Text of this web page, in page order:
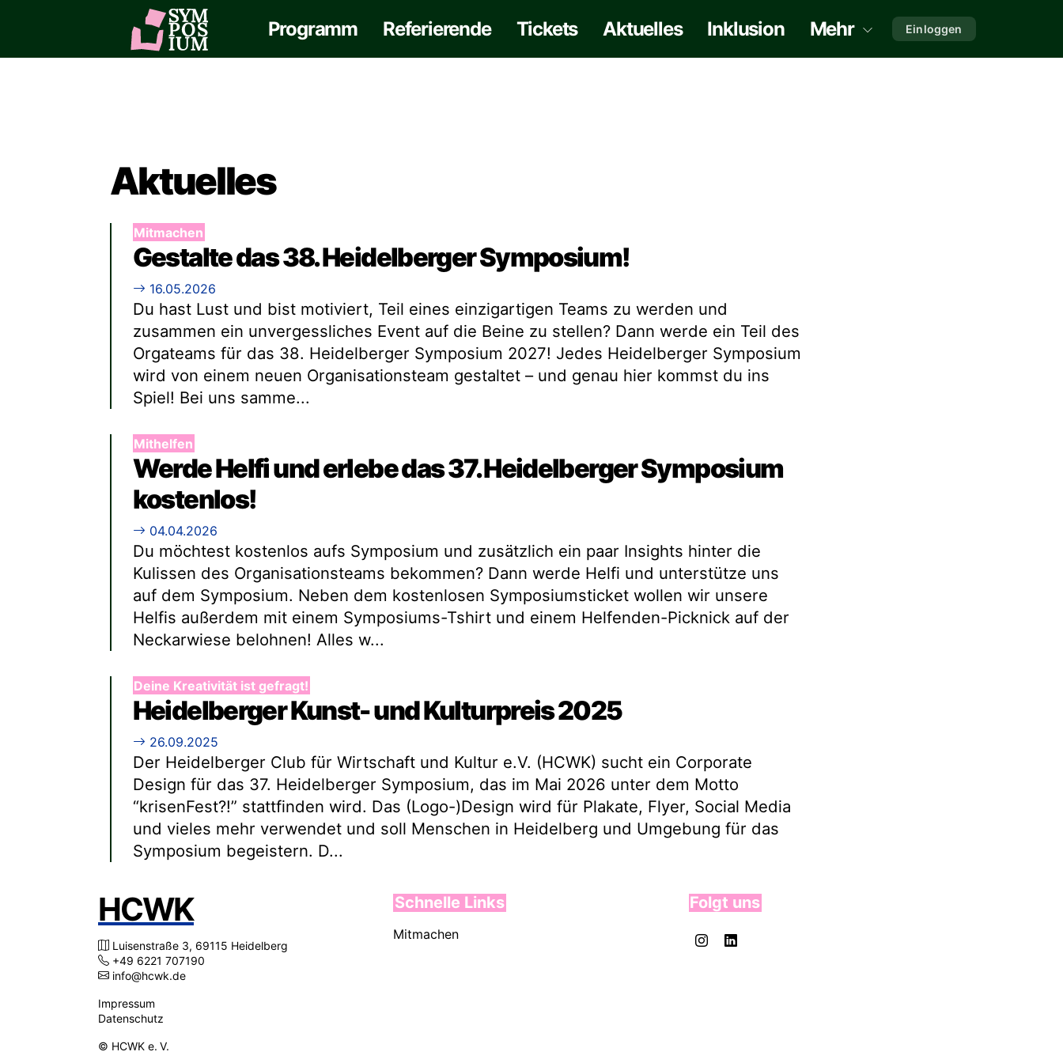
Einloggen
Programm Referierende Tickets Aktuelles Inklusion Mehr
Aktuelles
Mitmachen
Gestalte das 38. Heidelberger Symposium!
16.05.2026
Du hast Lust und bist motiviert, Teil eines einzigartigen Teams zu werden und
zusammen ein unvergessliches Event auf die Beine zu stellen? Dann werde ein Teil des
Orgateams für das 38. Heidelberger Symposium 2027! Jedes Heidelberger Symposium
wird von einem neuen Organisationsteam gestaltet – und genau hier kommst du ins
Spiel! Bei uns samme...
Mithelfen
Werde Helfi und erlebe das 37. Heidelberger Symposium
kostenlos!
04.04.2026
Du möchtest kostenlos aufs Symposium und zusätzlich ein paar Insights hinter die
Kulissen des Organisationsteams bekommen? Dann werde Helfi und unterstütze uns
auf dem Symposium. Neben dem kostenlosen Symposiumsticket wollen wir unsere
Helfis außerdem mit einem Symposiums-Tshirt und einem Helfenden-Picknick auf der
Neckarwiese belohnen! Alles w...
Deine Kreativität ist gefragt!
Heidelberger Kunst- und Kulturpreis 2025
26.09.2025
Der Heidelberger Club für Wirtschaft und Kultur e.V. (HCWK) sucht ein Corporate
Design für das 37. Heidelberger Symposium, das im Mai 2026 unter dem Motto
“krisenFest?!” stattfinden wird. Das (Logo-)Design wird für Plakate, Flyer, Social Media
und vieles mehr verwendet und soll Menschen in Heidelberg und Umgebung für das
Symposium begeistern. D...
HCWK
Luisenstraße 3, 69115 Heidelberg
+49 6221 707190
info@hcwk.de
Impressum
Datenschutz
© HCWK e. V.
Schnelle Links
Mitmachen
Folgt uns